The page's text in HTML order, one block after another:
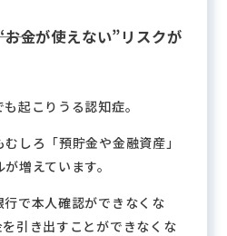
お金が使えない”リスクが
起こりうる認知症。
しろ「預貯金や金融資産」
増えています。
で本人確認ができなくな
引き出すことができなくな